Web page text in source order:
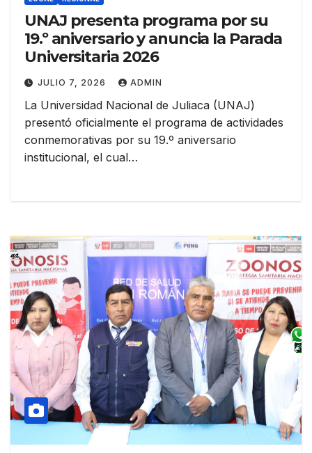
UNAJ presenta programa por su
19.º aniversario y anuncia la Parada
Universitaria 2026
JULIO 7, 2026 ADMIN
La Universidad Nacional de Juliaca (UNAJ)
presentó oficialmente el programa de actividades
conmemorativas por su 19.º aniversario
institucional, el cual…